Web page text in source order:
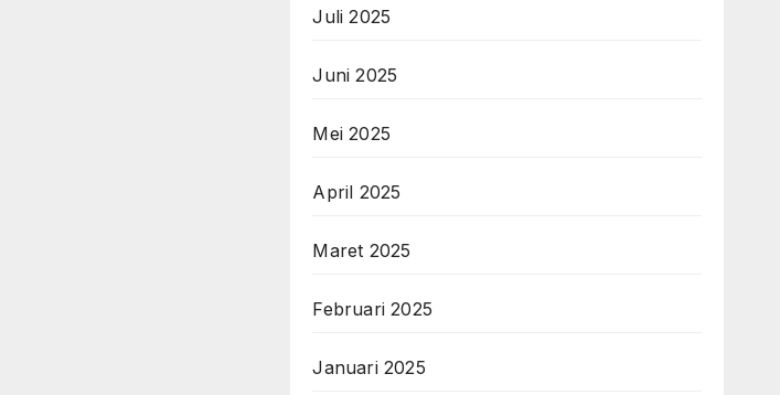
Juli 2025
Juni 2025
Mei 2025
April 2025
Maret 2025
Februari 2025
Januari 2025